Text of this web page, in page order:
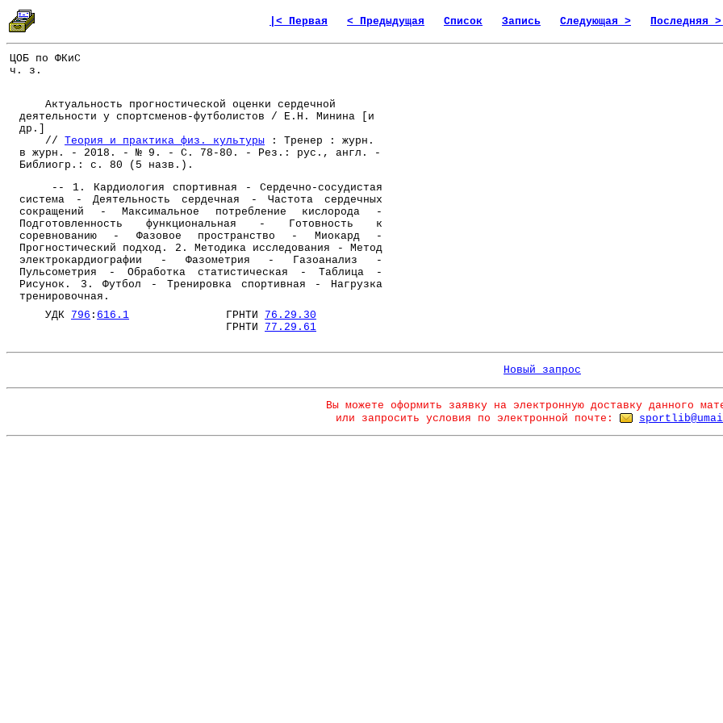
|< Первая < Предыдущая Список Запись Следующая > Последняя >|
ЦОБ по ФКиС
ч. з.
Актуальность прогностической оценки сердечной
деятельности у спортсменов-футболистов / Е.Н. Минина [и
др.]
// Теория и практика физ. культуры : Тренер : журн.
в журн. - 2018. - № 9. - С. 78-80. - Рез.: рус., англ. -
Библиогр.: с. 80 (5 назв.).
-- 1. Кардиология спортивная - Сердечно-сосудистая
система - Деятельность сердечная - Частота сердечных
сокращений - Максимальное потребление кислорода -
Подготовленность функциональная - Готовность к
соревнованию - Фазовое пространство - Миокард -
Прогностический подход. 2. Методика исследования - Метод
электрокардиографии - Фазометрия - Газоанализ -
Пульсометрия - Обработка статистическая - Таблица -
Рисунок. 3. Футбол - Тренировка спортивная - Нагрузка
тренировочная.
УДК 796 : 616.1 ГРНТИ 76.29.30
ГРНТИ 77.29.61
Новый запрос
Вы можете оформить заявку на электронную доставку данного
или запросить условия по электронной почте: